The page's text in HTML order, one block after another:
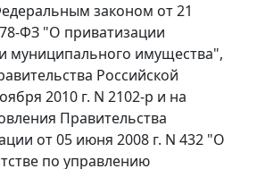
законом от 21
ФЗ "О приватизации
муниципального имущества",
Российской
2010 г. N 2102-р и на
Правительства
от 05 июня 2008 г. N 432 "О
по управлению